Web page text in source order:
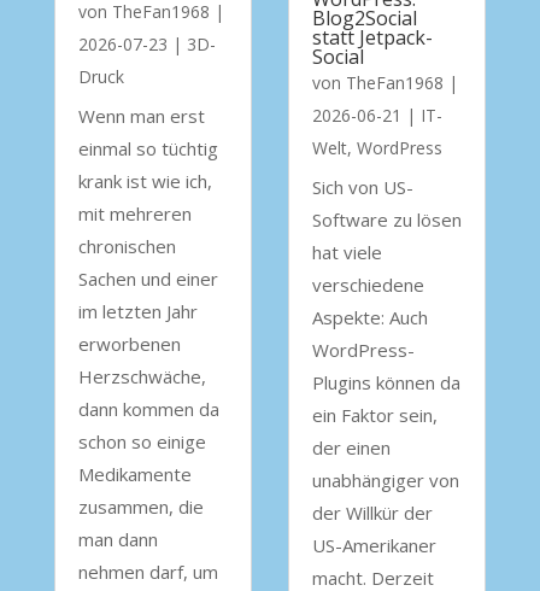
von TheFan1968 |
2026-07-23 | 3D-
Druck
Wenn man erst
einmal so tüchtig
krank ist wie ich,
mit mehreren
chronischen
Sachen und einer
im letzten Jahr
erworbenen
Herzschwäche,
dann kommen da
schon so einige
Medikamente
zusammen, die
man dann
nehmen darf, um
Blog2Social
statt Jetpack-
Social
von TheFan1968 |
2026-06-21 | IT-
Welt, WordPress
Sich von US-
Software zu lösen
hat viele
verschiedene
Aspekte: Auch
WordPress-
Plugins können da
ein Faktor sein,
der einen
unabhängiger von
der Willkür der
US-Amerikaner
macht. Derzeit